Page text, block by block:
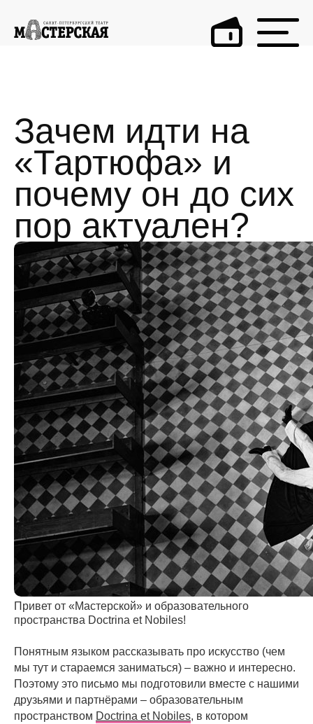
Зачем идти на
«Тартюфа» и
почему он до сих
пор актуален?
Привет от «Мастерской» и образовательного
пространства Doctrina et Nobiles!
Понятным языком рассказывать про искусство (чем
мы тут и стараемся заниматься) – важно и интересно.
Поэтому это письмо мы подготовили вместе с нашими
друзьями и партнёрами – образовательным
пространством Doctrina et Nobiles, в котором